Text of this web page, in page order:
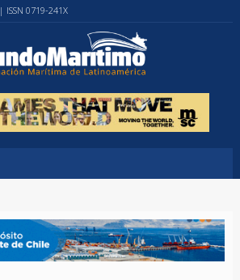
| ISSN 0719-241X